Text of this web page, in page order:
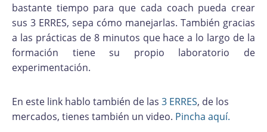
bastante tiempo para que cada coach pueda crear
sus 3 ERRES, sepa cómo manejarlas. También gracias
a las prácticas de 8 minutos que hace a lo largo de la
formación tiene su propio laboratorio de
experimentación.
En este link hablo también de las 3 ERRES, de los
mercados, tienes también un video. Pincha aquí.